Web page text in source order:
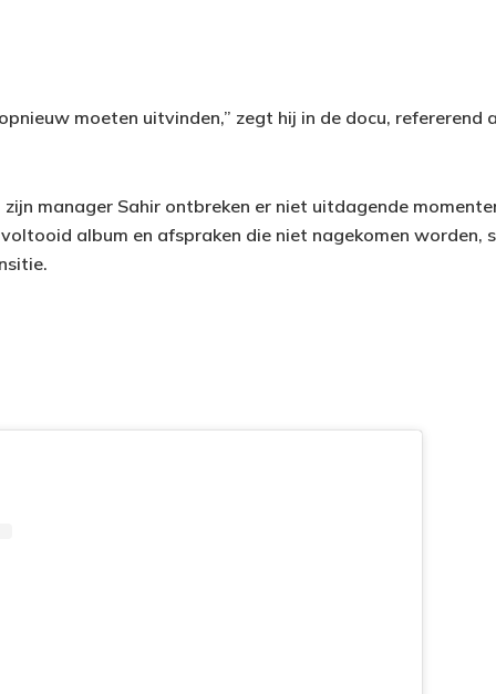
moeten uitvinden,” zegt hij in de docu, refererend
manager Sahir ontbreken er niet uitdagende
album en afspraken die niet nagekomen worden,